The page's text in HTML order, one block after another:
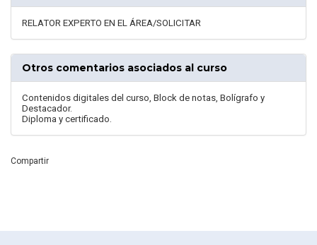
RELATOR EXPERTO EN EL ÁREA/SOLICITAR
Otros comentarios asociados al curso
Contenidos digitales del curso, Block de notas, Bolígrafo y
Destacador.
Diploma y certificado.
Compartir